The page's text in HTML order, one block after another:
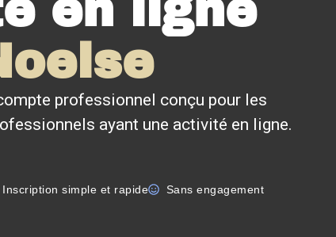
en ligne
professionnel conçu pour les
ayant une activité en ligne.
Inscription simple et rapide Sans engagement